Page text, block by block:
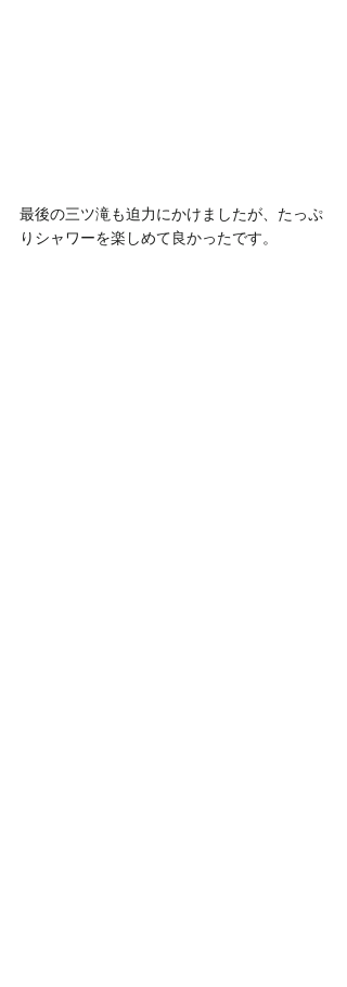
最後の三ツ滝も迫力にかけましたが、たっぷ
りシャワーを楽しめて良かったです。